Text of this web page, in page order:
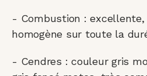
- Combustion :
homogène sur toute la
- Cendres : couleur gris